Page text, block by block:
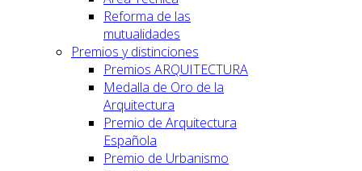
Reforma de las
mutualidades
Premios y distinciones
Premios ARQUITECTURA
Medalla de Oro de la
Arquitectura
Premio de Arquitectura
Española
Premio de Urbanismo